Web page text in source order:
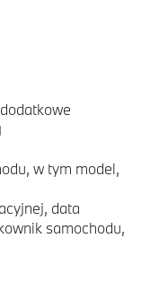
w tym model,
data
samochodu,